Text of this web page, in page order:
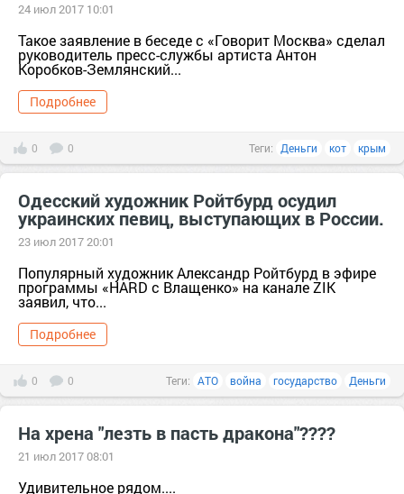
24 июл 2017 10:01
Такое заявление в беседе с «Говорит Москва» сделал
руководитель пресс-службы артиста Антон
Коробков-Землянский...
Подробнее
0 0 Теги: Деньги кот крым
Одесский художник Ройтбурд осудил
украинских певиц, выступающих в России.
23 июл 2017 20:01
Популярный художник Александр Ройтбурд в эфире
программы «HARD с Влащенко» на канале ZIK
заявил, что...
Подробнее
0 0 Теги: АТО война государство Деньги
На хрена "лезть в пасть дракона"????
21 июл 2017 08:01
Удивительное рядом....